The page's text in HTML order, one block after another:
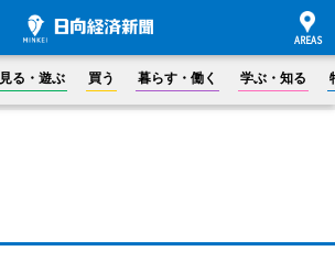
見る・遊ぶ 買う 暮らす・働く 学ぶ・知る